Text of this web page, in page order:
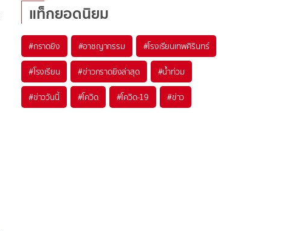
แท็กยอดนิยม
#กราดยิง #อาชญากรรม #โรงเรียนเทพศิรินทร์
#โรงเรียน #ข่าวกราดยิงล่าสุด #น้ำท่วม
#ข่าววันนี้ #โควิด #โควิด-19 #ข่าว